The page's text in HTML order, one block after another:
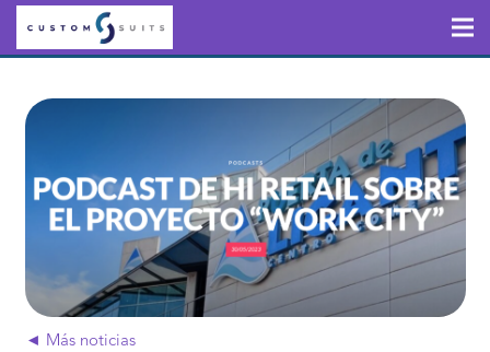
◄ Más noticias